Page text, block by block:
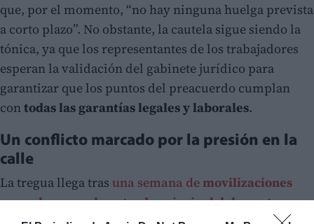
que, por el momento, “no hay ninguna huelga prevista
a corto plazo”. No obstante, la cautela sigue siendo la
tónica, ya que los representantes de los trabajadores
esperan la validación del gabinete jurídico para
garantizar que los puntos del preacuerdo cumplan
contodas las garantías legales y laborales.
Un conflicto marcado por la presión en la
calle
La tregua llega tras una semana demovilizaciones
que colapsaron la entrada principal del puerto.